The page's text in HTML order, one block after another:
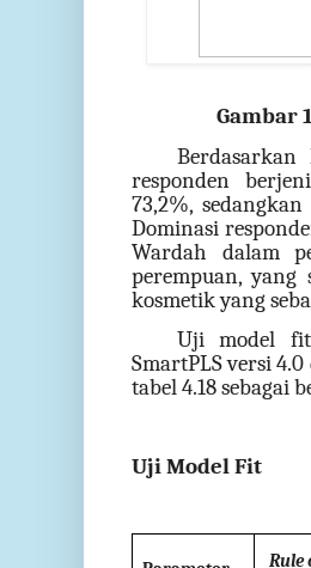
Gambar
responden
73,2%,
Dominasi
Wardah dalam
perempuan, yang
kosmetik yang
Uji model
SmartPLS versi
tabel 4.18 sebagai
Uji Model Fit
Rule